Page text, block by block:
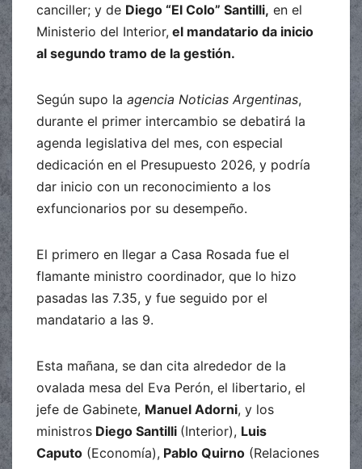
canciller; y de Diego “El Colo” Santilli, en el
Ministerio del Interior, el mandatario da inicio
al segundo tramo de la gestión.
Según supo la agencia Noticias Argentinas,
durante el primer intercambio se debatirá la
agenda legislativa del mes, con especial
dedicación en el Presupuesto 2026, y podría
dar inicio con un reconocimiento a los
exfuncionarios por su desempeño.
El primero en llegar a Casa Rosada fue el
flamante ministro coordinador, que lo hizo
pasadas las 7.35, y fue seguido por el
mandatario a las 9.
Esta mañana, se dan cita alrededor de la
ovalada mesa del Eva Perón, el libertario, el
jefe de Gabinete, Manuel Adorni, y los
ministros Diego Santilli (Interior), Luis
Caputo (Economía), Pablo Quirno (Relaciones